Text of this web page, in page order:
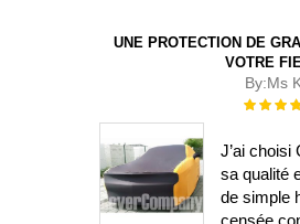
UNE PROTECTION DE
VOTRE
By:Ms
J’ai choisi
sa qualité
de simple